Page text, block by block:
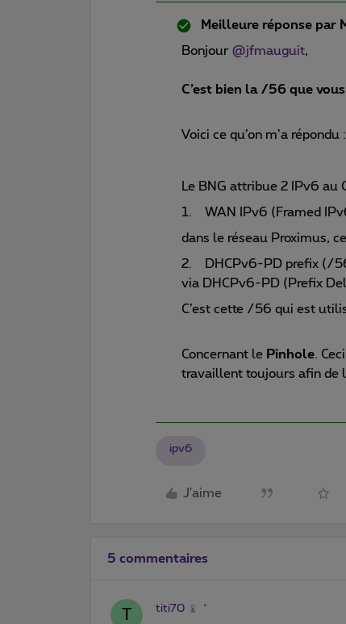
Meilleure réponse par
Bonjour @jfmauguit,
C’est bien la /56 que
Voici ce qu’on m’a répondu :
Le BNG attribue 2 IPv6 au
1. WAN IPv6 (Framed
dans le réseau Proximus,
2. DHCPv6-PD prefix (/
via DHCPv6-PD (Prefix
C’est cette /56 qui est
Concernant le Pinhole .
travaillent toujours afin de
ipv6
J'aime
5 commentaires
T titi70